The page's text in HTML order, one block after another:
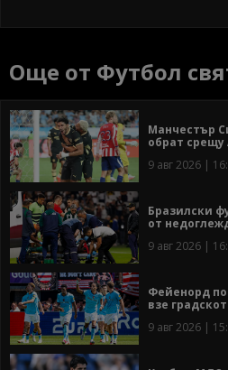
Още от Футбол
Манчестър
обрат срещу
9 авг 2026 |
Бразилски
от
9 авг 2026 |
Фейенорд
взе
9 авг 2026 |